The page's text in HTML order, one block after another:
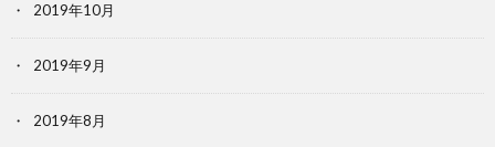
2019年10月
2019年9月
2019年8月